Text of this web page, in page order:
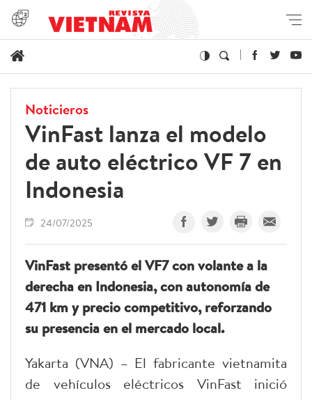
Noticieros
VinFast lanza el modelo
de auto eléctrico VF 7 en
Indonesia
24/07/2025
VinFast presentó el VF7 con volante a la
derecha en Indonesia, con autonomía de
471 km y precio competitivo, reforzando
su presencia en el mercado local.
Yakarta (VNA) – El fabricante vietnamita
de vehículos eléctricos VinFast inició